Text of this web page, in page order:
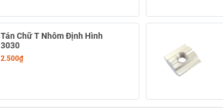
Tán Chữ T Nhôm Định Hình
3030
2.500₫